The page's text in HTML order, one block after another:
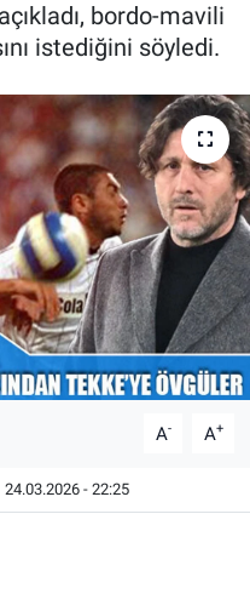
bordo-mavili
istediğini söyledi.
A- A+
24.03.2026 - 22:25